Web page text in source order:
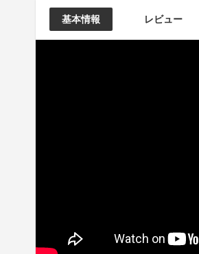
基本情報 レビュー